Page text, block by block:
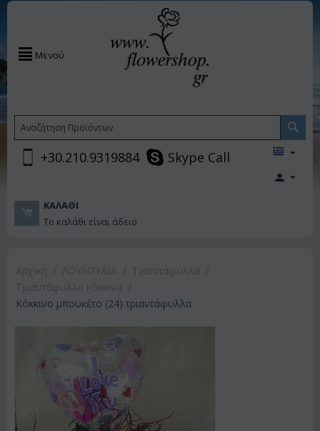
Μενού
+30.210.9319884 Skype Call
ΚΑΛΆΘΙ
Το καλάθι είναι άδειο
Κόκκινο μπουκέτο (24) τριαντάφυλλα